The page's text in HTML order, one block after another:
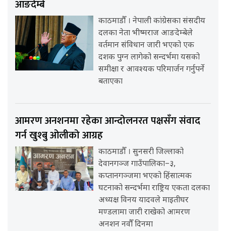
आङदेम्बे
काठमाडौँ । नेपाली कांग्रेसका संसदीय
दलका नेता भीष्मराज आङदेम्बेले
वर्तमान संविधान जारी भएको एक
दशक पुग्न लागेको सन्दर्भमा यसको
समीक्षा र आवश्यक परिमार्जन गर्नुपर्ने
बताएका
आमरण अनशनमा रहेका आन्दोलनरत पक्षसँग संवाद
गर्न खुश्बु ओलीको आग्रह
काठमाडौँ । सुनसरी जिल्लाको
देवानगञ्ज गाउँपालिका–३,
कप्तानगञ्जमा भएको हिंसात्मक
घटनाको सन्दर्भमा राष्ट्रिय एकता दलका
अध्यक्ष विनय यादवले माइतीघर
मण्डलामा जारी राखेको आमरण
अनशन नवौँ दिनमा